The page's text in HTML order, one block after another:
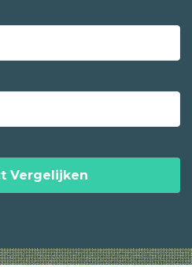
Vergelijken